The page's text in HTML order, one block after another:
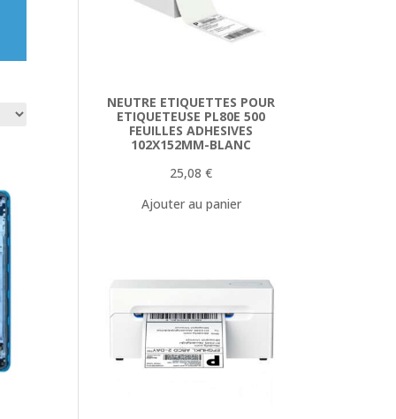
NEUTRE ETIQUETTES POUR
ETIQUETEUSE PL80E 500
FEUILLES ADHESIVES
102X152MM-BLANC
25,08€
Ajouter au panier